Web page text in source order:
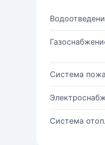
Система
Система